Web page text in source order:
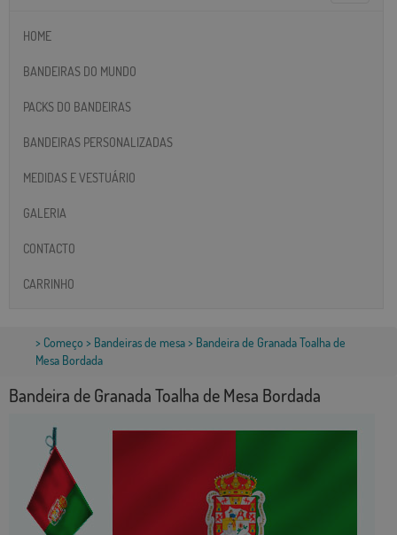
HOME
BANDEIRAS DO MUNDO
PACKS DO BANDEIRAS
BANDEIRAS PERSONALIZADAS
MEDIDAS E VESTUÁRIO
GALERIA
CONTACTO
CARRINHO
> Começo > Bandeiras de mesa> Bandeira de Granada Toalha de
Mesa Bordada
Bandeira de Granada Toalha de Mesa Bordada